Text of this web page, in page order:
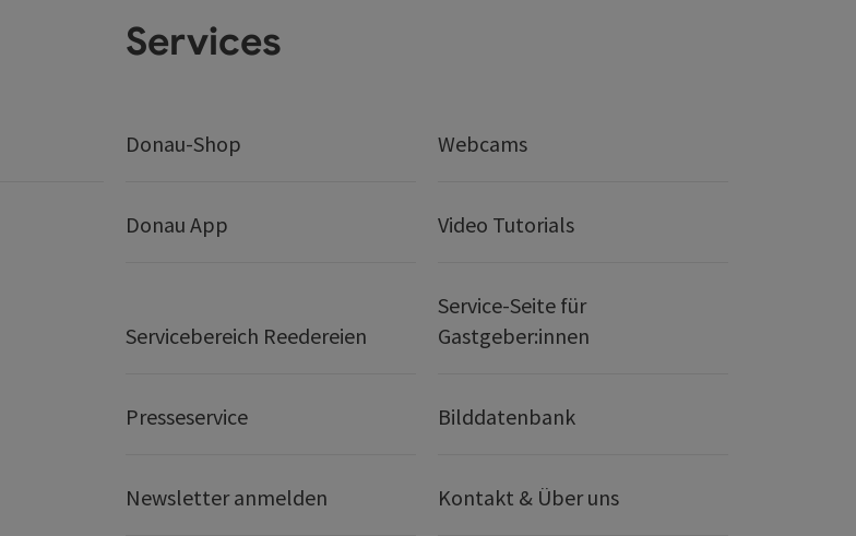
Services
Donau-Shop Webcams
Donau App Video Tutorials
Servicebereich Reedereien
Service-Seite für
Gastgeber:innen
Presseservice Bilddatenbank
Newsletter anmelden Kontakt & Über uns